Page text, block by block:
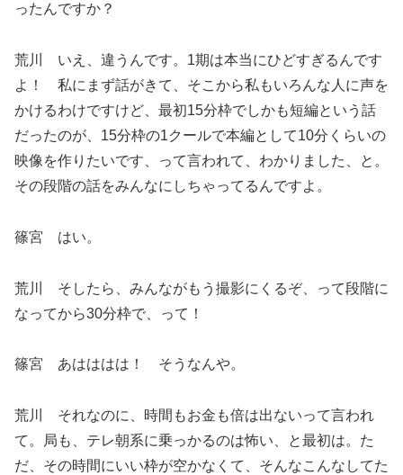
ったんですか？
荒川 いえ、違うんです。1期は本当にひどすぎるんです
よ！ 私にまず話がきて、そこから私もいろんな人に声を
かけるわけですけど、最初15分枠でしかも短編という話
だったのが、15分枠の1クールで本編として10分くらいの
映像を作りたいです、って言われて、わかりました、と。
その段階の話をみんなにしちゃってるんですよ。
篠宮 はい。
荒川 そしたら、みんながもう撮影にくるぞ、って段階に
なってから30分枠で、って！
篠宮 あはははは！ そうなんや。
荒川 それなのに、時間もお金も倍は出ないって言われ
て。局も、テレ朝系に乗っかるのは怖い、と最初は。た
だ、その時間にいい枠が空かなくて、そんなこんなしてた